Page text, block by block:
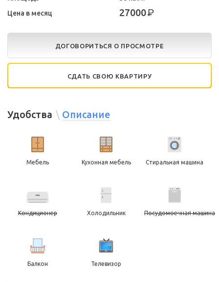
Цена в месяц
27000Р
ДОГОВОРИТЬСЯ О ПРОСМОТРЕ
СДАТЬ СВОЮ КВАРТИРУ
Удобства Описание
Мебель Кухонная мебель Стиральная машина
Кондиционер Холодильник Посудомоечная машина
Балкон Телевизор